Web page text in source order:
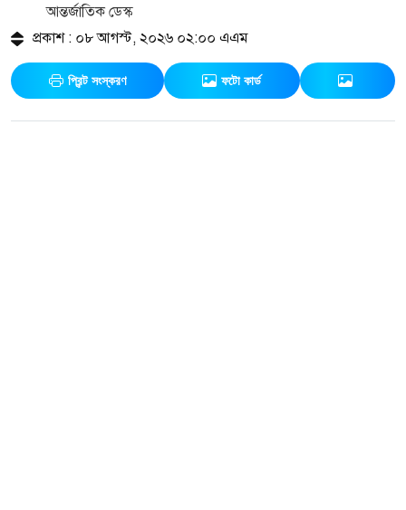
আন্তর্জাতিক ডেস্ক
প্রকাশ : ০৮ আগস্ট, ২০২৬ ০২:০০ এএম
প্রিন্ট সংস্করণ ফটো কার্ড